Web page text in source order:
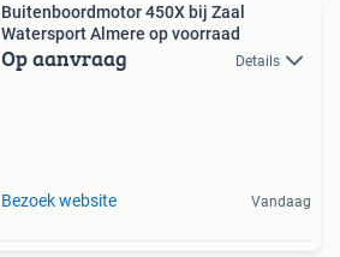
Buitenboordmotor 450X bij Zaal
Watersport Almere op voorraad
Op aanvraag Details
Bezoek website Vandaag